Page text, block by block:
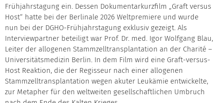
Frühjahrstagung ein. Dessen Dokumentarkurzfilm „Graft versus
Host“ hatte bei der Berlinale 2026 Weltpremiere und wurde
nun bei der DGHO-Frühjahrstagung exklusiv gezeigt. Als
Interviewpartner beteiligt war Prof. Dr. med. Igor Wolfgang Blau,
Leiter der allogenen Stammzelltransplantation an der Charité –
Universitätsmedizin Berlin. In dem Film wird eine Graft-versus-
Host Reaktion, die der Regisseur nach einer allogenen
Stammzelltransplantation wegen akuter Leukämie entwickelte,
zur Metapher für den weltweiten gesellschaftlichen Umbruch